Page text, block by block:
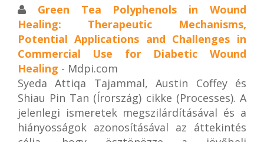
Green Tea Polyphenols in Wound
Healing: Therapeutic Mechanisms,
Potential Applications and Challenges in
Commercial Use for Diabetic Wound
Healing - Mdpi.com
Syeda Attiqa Tajammal, Austin Coffey és
Shiau Pin Tan (Írország) cikke (Processes). A
jelenlegi ismeretek megszilárdításával és a
hiányosságok azonosításával az áttekintés